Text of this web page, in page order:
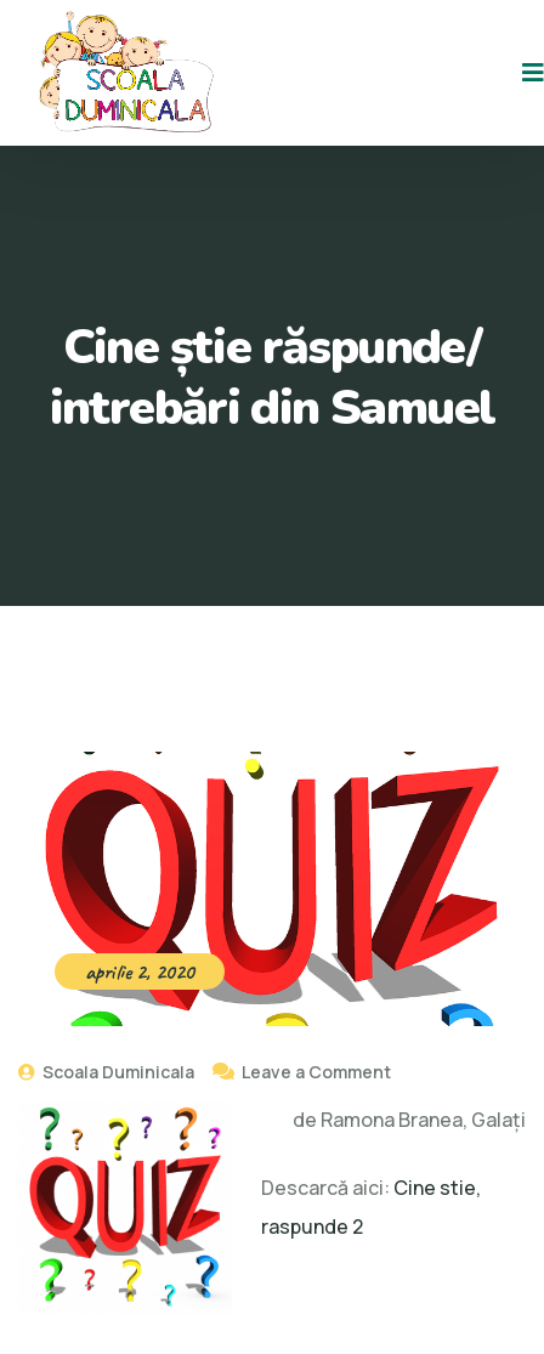
Cine știe răspunde/
intrebări din Samuel
aprilie 2, 2020
Scoala Duminicala Leave a Comment
de Ramona Branea, Galați
Descarcă aici: Cine stie,
raspunde 2